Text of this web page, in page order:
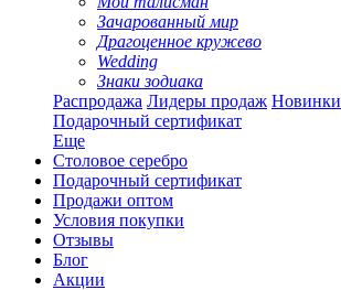
Зачарованный мир
Драгоценное кружево
Wedding
Знаки зодиака
Распродажа Лидеры продаж Новинки
Подарочный сертификат
Еще
Столовое серебро
Подарочный сертификат
Продажи оптом
Условия покупки
Отзывы
Блог
Акции